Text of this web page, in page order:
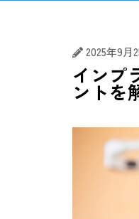
2025年9月
インプ
ントを